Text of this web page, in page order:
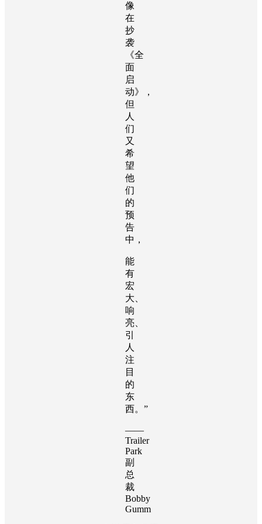
像
在
抄
袭
《全
面
启
动》，
但
人
们
又
希
望
他
们
的
预
告
中，
能
有
宏
大、
响
亮、
引
人
注
目
的
东
西。”
——
Trailer
Park
副
总
裁
Bobby
Gumm